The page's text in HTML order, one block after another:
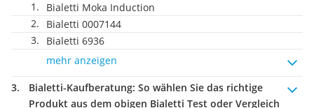
Bialetti Moka Induction
Bialetti 0007144
Bialetti 6936
mehr anzeigen
Bialetti-Kaufberatung: So wählen Sie das richtige
Produkt aus dem obigen Bialetti Test oder Vergleich